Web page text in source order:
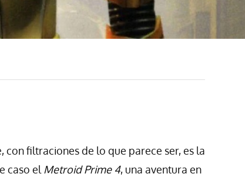
filtraciones de lo que parece ser, es la
caso elMetroid Prime 4, una aventura en